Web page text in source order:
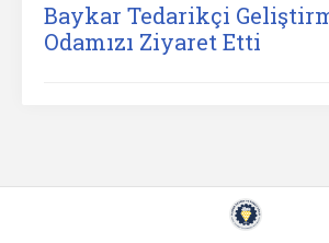
Baykar Tedarikçi
Odamızı Ziyaret Etti